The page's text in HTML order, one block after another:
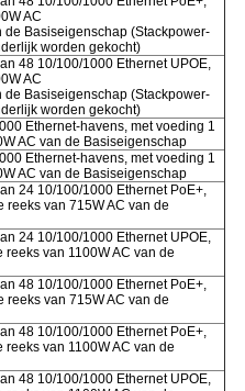
AC
de Basiseigenschap (Stackpower-
worden gekocht)
48 10/100/1000 Ethernet UPOE,
AC
de Basiseigenschap (Stackpower-
worden gekocht)
Ethernet-havens, met voeding 1
AC van de Basiseigenschap
Ethernet-havens, met voeding 1
AC van de Basiseigenschap
24 10/100/1000 Ethernet PoE+,
reeks van 715W AC van de
24 10/100/1000 Ethernet UPOE,
reeks van 1100W AC van de
48 10/100/1000 Ethernet PoE+,
reeks van 715W AC van de
48 10/100/1000 Ethernet PoE+,
reeks van 1100W AC van de
48 10/100/1000 Ethernet UPOE,